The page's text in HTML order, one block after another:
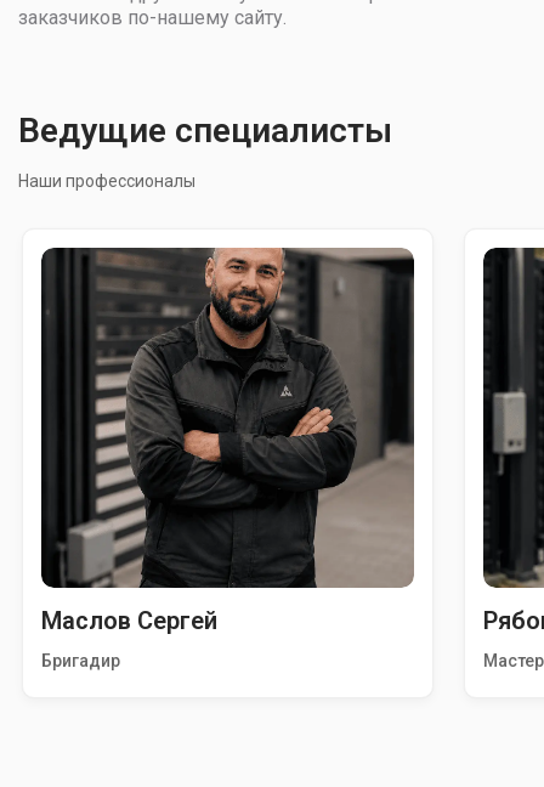
заказчиков по-нашему сайту.
Ведущие специалисты
Наши профессионалы
Маслов Сергей
Бригадир Мастер